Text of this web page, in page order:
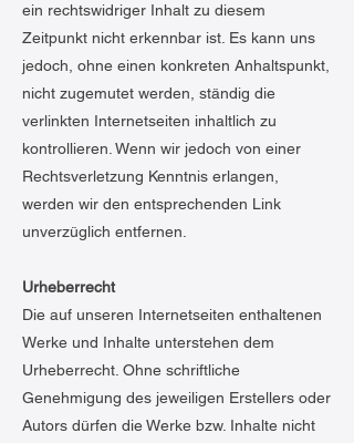
ein rechtswidriger Inhalt zu diesem
Zeitpunkt nicht erkennbar ist. Es kann uns
jedoch, ohne einen konkreten Anhaltspunkt,
nicht zugemutet werden, ständig die
verlinkten Internetseiten inhaltlich zu
kontrollieren. Wenn wir jedoch von einer
Rechtsverletzung Kenntnis erlangen,
werden wir den entsprechenden Link
unverzüglich entfernen.
Urheberrecht
Die auf unseren Internetseiten enthaltenen
Werke und Inhalte unterstehen dem
Urheberrecht. Ohne schriftliche
Genehmigung des jeweiligen Erstellers oder
Autors dürfen die Werke bzw. Inhalte nicht